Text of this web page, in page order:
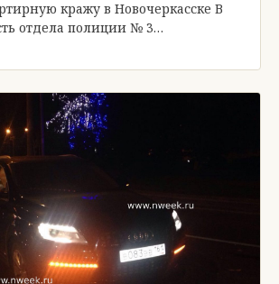
кражу в Новочеркасске В
отдела полиции № 3…